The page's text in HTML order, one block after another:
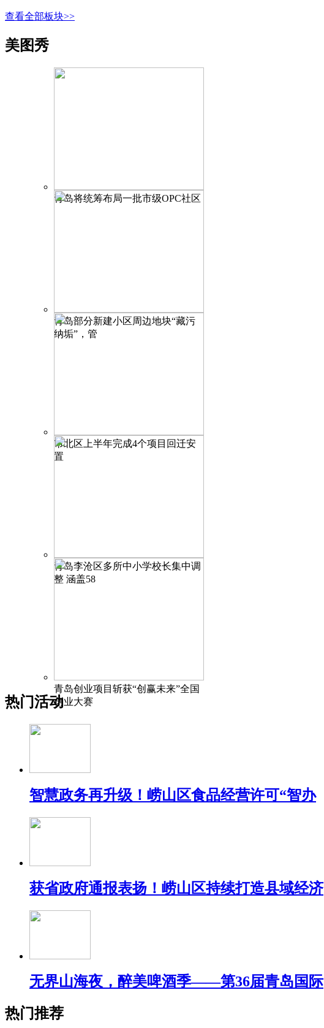
查看全部板块>>
美图秀
青岛将统筹布局一批市级OPC社区
青岛部分新建小区周边地块“藏污
纳垢”，管
市北区上半年完成4个项目回迁安
置
青岛李沧区多所中小学校长集中调
整 涵盖58
青岛创业项目斩获“创赢未来”全国
创业大赛
热门活动
智慧政务再升级！崂山区食品经营许可“智办
获省政府通报表扬！崂山区持续打造县域经济
无界山海夜，醉美啤酒季——第36届青岛国际
热门推荐